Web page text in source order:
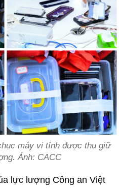
máy vi tính được thu giữ
Ảnh: CACC
lực lượng Công an Việt